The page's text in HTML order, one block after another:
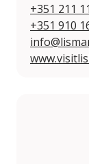
+351 211
+351 910